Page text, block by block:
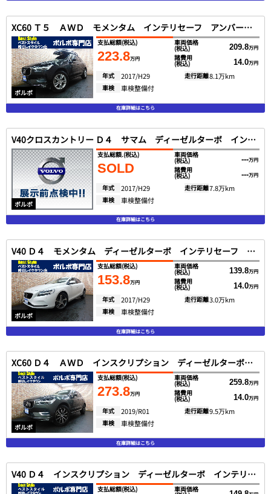
XC60 Ｔ５ ＡＷＤ モメンタム インテリセーフ アンバー革 ＳＥＮＳＵＳ ＤＴＶ 全方位カメラ Ｐアシスト ＤＳＲＣ ＬＥＤへッド １オナ ２０１８モデル
ボルボ
支払総額(税込)
223.8万円
車両価格
(税込) 209.8万円
諸費用
(税込) 14.0万円
年式 2017/H29 走行距離8.1万km
車検 車検整備付
在庫詳細はこちら
V40クロスカントリー Ｄ４ サマム ディーゼルターボ インテリセーフ 黒革 ＳＥＮＳＵＳ ＤＴＶ バックカメラ スマートキー ＤＳＲＣ ＬＥＤヘッド ｈａｒｍａｎｋａｒｄｏｎ １オナ ２０１７モデル
ボルボ
支払総額.(税込)
SOLD
車両価格
(税込) ---万円
諸費用
(税込) ---万円
年式 2017/H29 走行距離7.8万km
車検 車検整備付
在庫詳細はこちら
V40 Ｄ４ モメンタム ディーゼルターボ インテリセーフ ハーフ革 ＳＥＮＳＵＳ ＤＴＶ バックカメラ スマートキー ＤＳＲＣ ＬＥＤヘッド １オナ ２０１８モデル
ボルボ
支払総額(税込)
153.8万円
車両価格
(税込) 139.8万円
諸費用
(税込) 14.0万円
年式 2017/H29 走行距離3.0万km
車検 車検整備付
在庫詳細はこちら
XC60 Ｄ４ ＡＷＤ インスクリプション ディーゼルターボ インテリセーフ アンバー革 ＳＥＮＳＵＳ ＤＴＶ Ｂｏｗｅｒｓ＆ Ｗｉｌｋｉｎｓ 全方位カメラ Ｐアシスト ＤＳＲＣ １オナ ２０２０モデル
ボルボ
支払総額(税込)
273.8万円
車両価格
(税込) 259.8万円
諸費用
(税込) 14.0万円
年式 2019/R01 走行距離9.5万km
車検 車検整備付
在庫詳細はこちら
V40 Ｄ４ インスクリプション ディーゼルターボ インテリセーフ ブロンド革 ＳＥＮＳＵＳ バックカメラ スマートキー ＬＥＤ ＤＳＲＣ ｈａｒｍａｎｋａｒｄｏｎ １オナ ２０１９最終モデル
支払総額(税込) 車両価格